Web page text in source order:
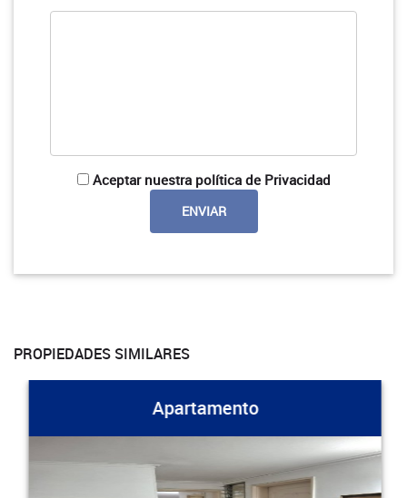
Aceptar nuestra política de Privacidad
PROPIEDADES SIMILARES
Apartamento